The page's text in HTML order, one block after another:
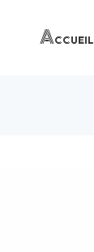
Accueil